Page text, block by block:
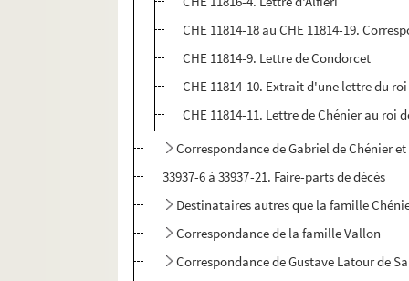
CHE 11814-18 au CHE 11814-19.
CHE 11814-9. Lettre de Condorcet
CHE 11814-10. Extrait d'une lettre du
CHE 11814-11. Lettre de Chénier au roi
Correspondance de Gabriel de Chénier
33937-6 à 33937-21. Faire-parts de décès
Destinataires autres que la famille
Correspondance de la famille Vallon
Correspondance de Gustave Latour de